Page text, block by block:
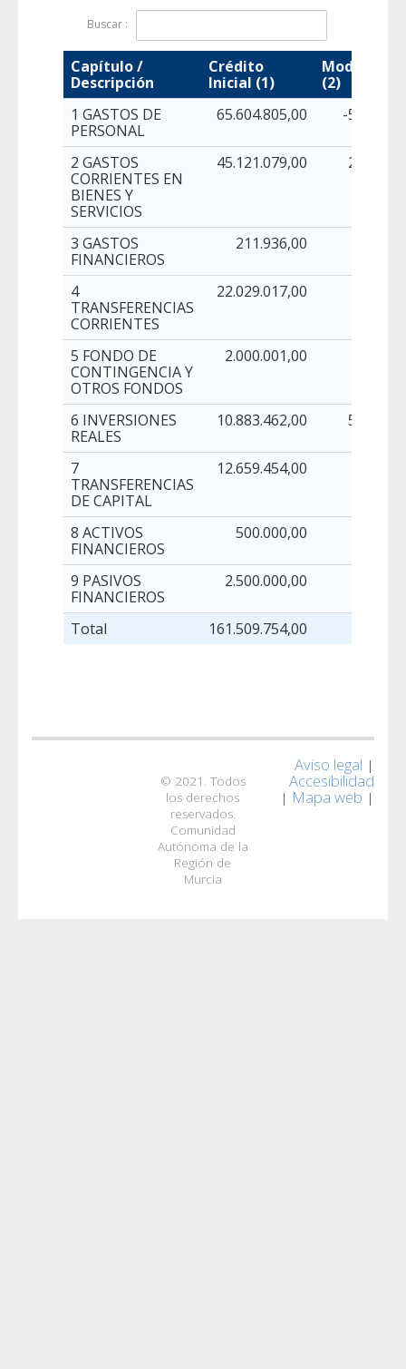
Buscar :
Capítulo /
Descripción
Crédito
Inicial (1)
(2)
1 GASTOS DE
PERSONAL
65.604.805,00 -
2 GASTOS
CORRIENTES EN
BIENES Y
SERVICIOS
45.121.079,00
3 GASTOS
FINANCIEROS
211.936,00
4
TRANSFERENCIAS
CORRIENTES
22.029.017,00
5 FONDO DE
CONTINGENCIA Y
OTROS FONDOS
2.000.001,00
6 INVERSIONES
REALES
10.883.462,00
7
TRANSFERENCIAS
DE CAPITAL
12.659.454,00
8 ACTIVOS
FINANCIEROS
500.000,00
9 PASIVOS
FINANCIEROS
2.500.000,00
Total 161.509.754,00
© 2021. Todos
los derechos
reservados.
Comunidad
Autónoma de la
Región de
Murcia
Aviso legal |
Accesibilidad
| Mapa web |